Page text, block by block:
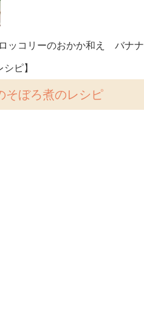
コリーのおかか和え バナナ
ピ】
ぼろ煮のレシピ